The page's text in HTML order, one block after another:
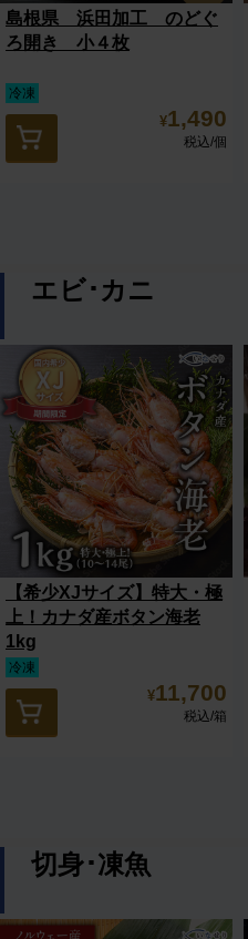
島根県 浜田加工 のどぐ
ろ開き 小４枚
冷凍
¥1,490
税込/個
エビ･カニ
【希少XJサイズ】特大・極
上！カナダ産ボタン海老
1kg
冷凍
¥11,700
税込/箱
切身･凍魚